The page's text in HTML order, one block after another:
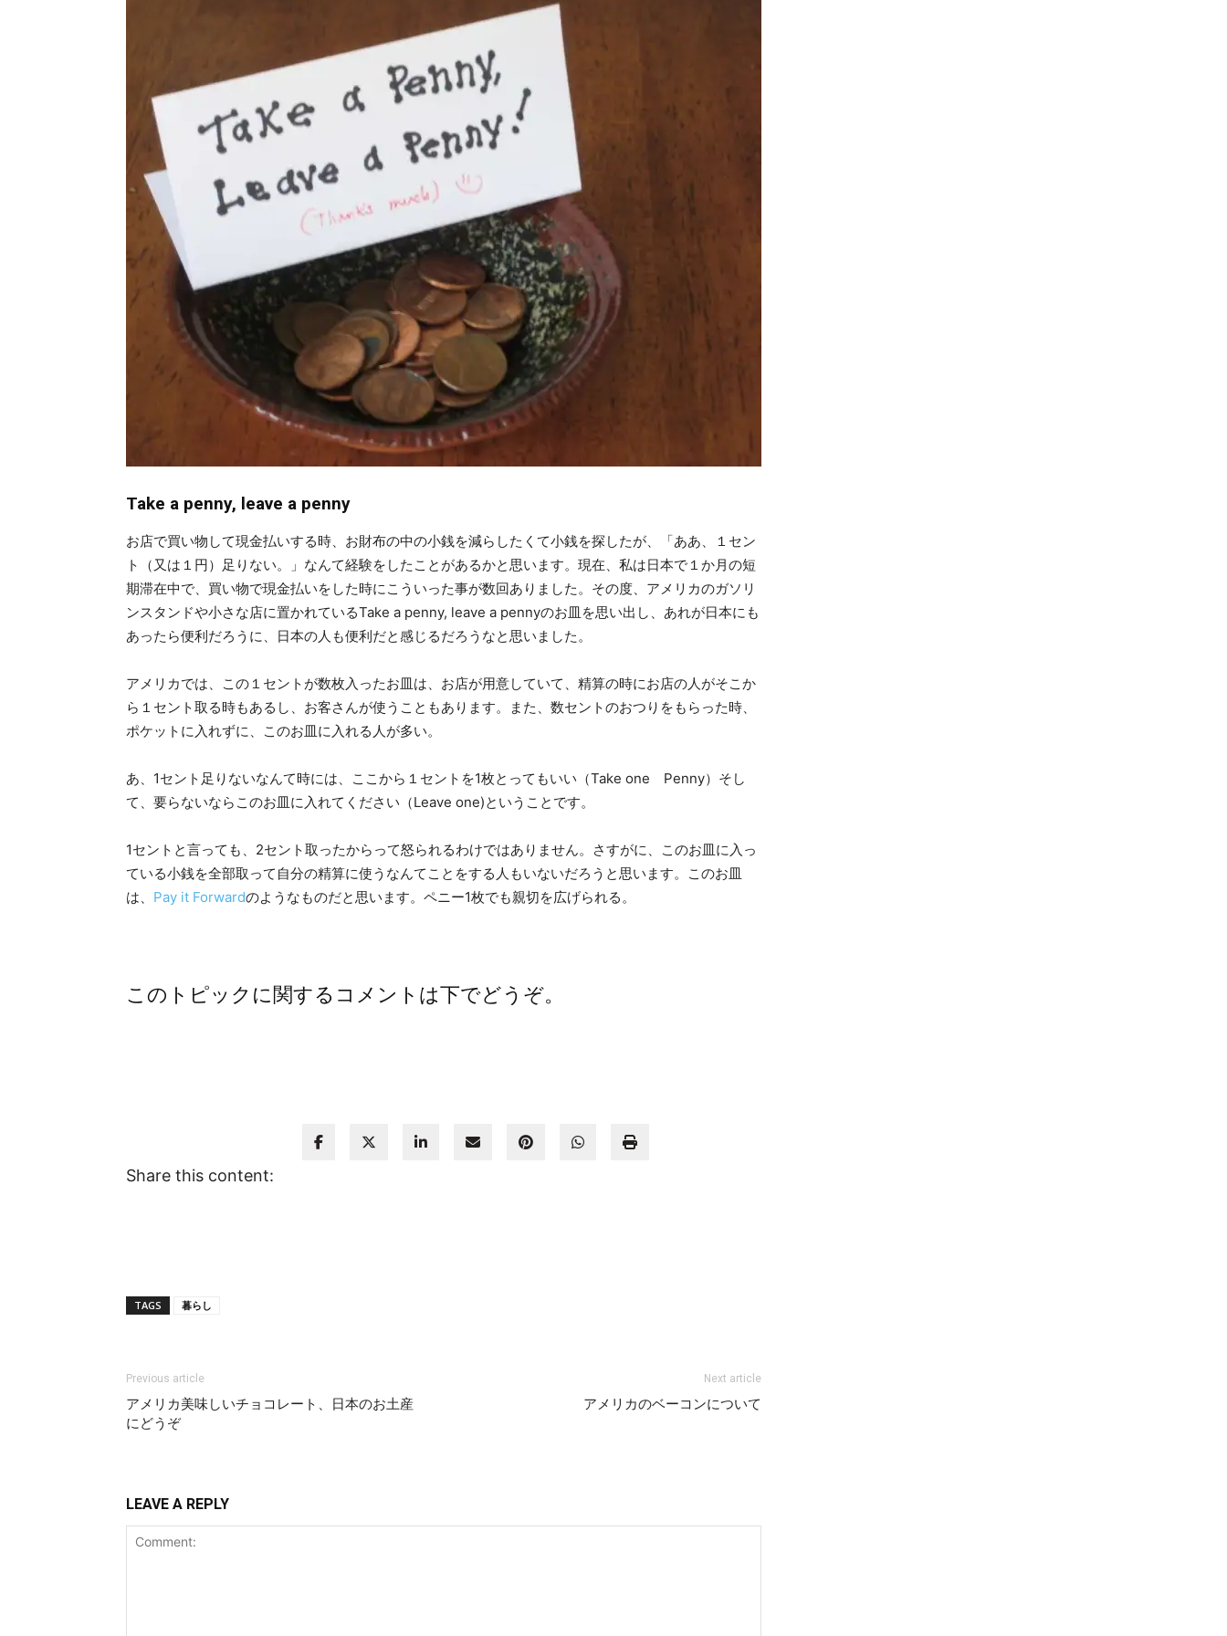
Take a penny, leave a penny
お店で買い物して現金払いする時、お財布の中の小銭を減らしたくて小銭を探したが、「ああ、１セン
ト（又は１円）足りない。」なんて経験をしたことがあるかと思います。現在、私は日本で１か月の短
期滞在中で、買い物で現金払いをした時にこういった事が数回ありました。その度、アメリカのガソリ
ンスタンドや小さな店に置かれているTake a penny, leave a pennyのお皿を思い出し、あれが日本にも
あったら便利だろうに、日本の人も便利だと感じるだろうなと思いました。
アメリカでは、この１セントが数枚入ったお皿は、お店が用意していて、精算の時にお店の人がそこか
ら１セント取る時もあるし、お客さんが使うこともあります。また、数セントのおつりをもらった時、
ポケットに入れずに、このお皿に入れる人が多い。
あ、1セント足りないなんて時には、ここから１セントを1枚とってもいい（Take one Penny）そし
て、要らないならこのお皿に入れてください（Leave one)ということです。
1セントと言っても、2セント取ったからって怒られるわけではありません。さすがに、このお皿に入っ
ている小銭を全部取って自分の精算に使うなんてことをする人もいないだろうと思います。このお皿
は、 Pay it Forwardのようなものだと思います。ペニー1枚でも親切を広げられる。
このトピックに関するコメントは下でどうぞ。
Share this content:
TAGS 暮らし
Previous article
アメリカ美味しいチョコレート、日本のお土産
にどうぞ
Next article
アメリカのベーコンについて
LEAVE A REPLY